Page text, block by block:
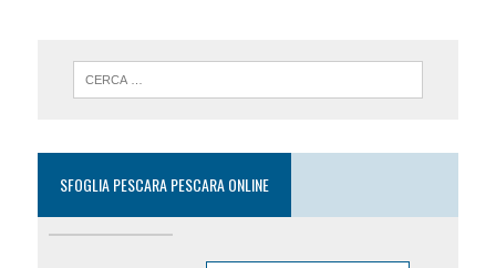
SFOGLIA PESCARA PESCARA ONLINE